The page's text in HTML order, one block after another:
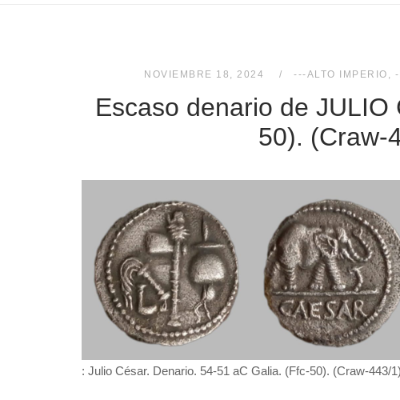
NOVIEMBRE 18, 2024 ---ALTO IMPERIO ,
Escaso denario de
50). (Craw-
: Julio César. Denario. 54-51 aC Galia. (Ffc-50). (Craw-443/